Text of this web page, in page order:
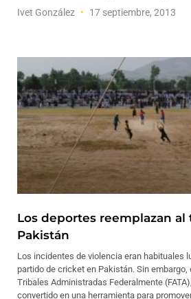
Ivet González 17 septiembre, 2013
Los deportes reemplazan
Pakistán
Los incidentes de violencia eran habituales
partido de cricket en Pakistán. Sin embargo,
Tribales Administradas Federalmente
convertido en una herramienta para